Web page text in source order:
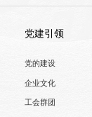
党建引领
党的建设
企业文化
工会群团